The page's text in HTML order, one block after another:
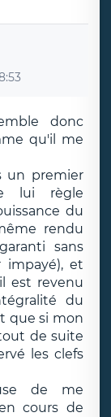
donc
qu'il me
un premier
lui règle
du
rendu
sans
et
est revenu
du
que si mon
de suite
les clefs
de me
cours de